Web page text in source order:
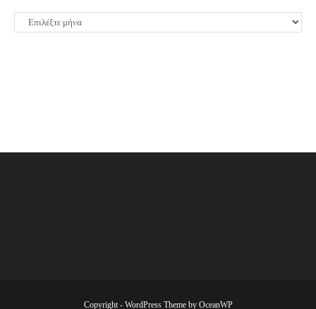
ΙΣΤΟΡΙΚΟ
Copyright - WordPress Theme by OceanWP